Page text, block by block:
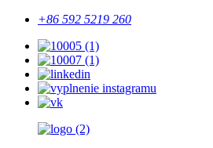
+86 592 5219 260